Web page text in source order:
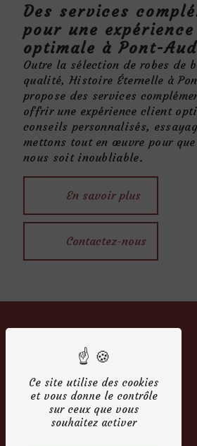
Des services
pour une
optimale à Pont-
Outre la sélection de robes de
qualité, Histoire Éternelle à
propose des services
offrir une expérience client
conseils personnalisés,
mettons tout en œuvre pour
nous soit inoubliable.
En savoir plus
Contactez-nous
Adresse
11 rue des
Ce site utilise des cookies
et vous donne le contrôle
sur ceux que vous
souhaitez activer